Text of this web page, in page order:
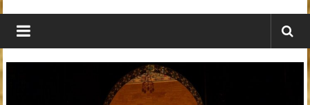
YARPUZ
Edebiyat
Dergisi